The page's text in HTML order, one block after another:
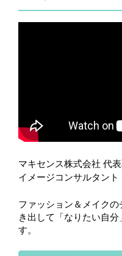
マキセンス株式会社 代
イメージコンサルタント
ファッション＆メイクの
き出して「なりたい自
す。